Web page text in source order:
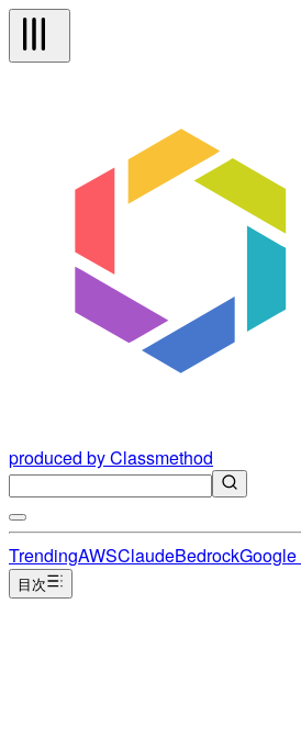
produced by Classmethod
TrendingAWSClaudeBedrock
目次